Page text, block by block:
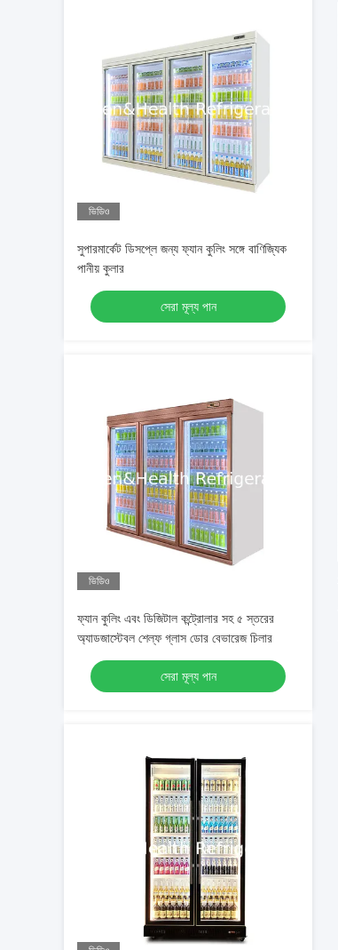
ভিডিও
সুপারমার্কেট ডিসপ্লে জন্য ফ্যান কুলিং সঙ্গে বাণিজ্যিক
পানীয় কুলার
সেরা মূল্য পান
ভিডিও
ফ্যান কুলিং এবং ডিজিটাল কন্ট্রোলার সহ ৫ স্তরের
অ্যাডজাস্টেবল শেল্ফ গ্লাস ডোর বেভারেজ চিলার
সেরা মূল্য পান